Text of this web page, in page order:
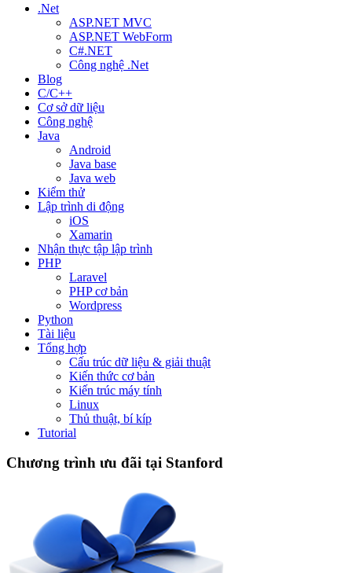
.Net
ASP.NET MVC
ASP.NET WebForm
C#.NET
Công nghệ .Net
Blog
C/C++
Cơ sở dữ liệu
Công nghệ
Java
Android
Java base
Java web
Kiểm thử
Lập trình di động
iOS
Xamarin
Nhận thực tập lập trình
PHP
Laravel
PHP cơ bản
Wordpress
Python
Tài liệu
Tổng hợp
Cấu trúc dữ liệu & giải thuật
Kiến thức cơ bản
Kiến trúc máy tính
Linux
Thủ thuật, bí kíp
Tutorial
Chương trình ưu đãi tại Stanford